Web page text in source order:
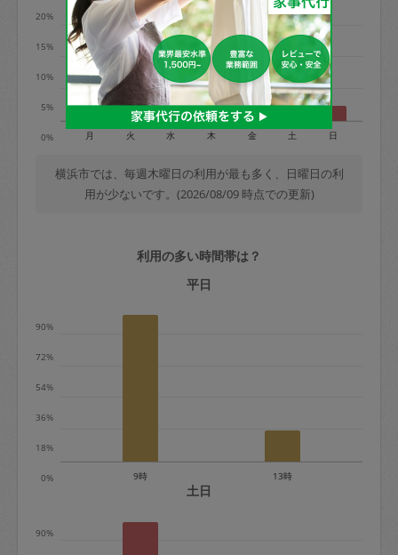
水曜日9時〜金曜日9時まで＝依頼料金の
50%
金曜日9時～土曜日8時まで＝依頼金額の
100%
土曜日8時〜実施時間＝依頼金額の100%
＋交通費全額
依頼者不在による当日キャンセル＝依頼
金額の100%＋交通費全額
定期契約をキャンセルする場合、毎週定
期は月2回まで隔週定期は月1回までキャ
※キャンセル料金の設定について：
0%
5%
10%
15%
20%
月 火 水 木 金 土 日
横浜市では、毎週木曜日の利用が最も多く、日曜日の利
用が少ないです。(2026/08/09 時点での更新)
利用の多い時間帯は？
平日
0%
18%
36%
54%
72%
90%
9時 13時
土日
90%